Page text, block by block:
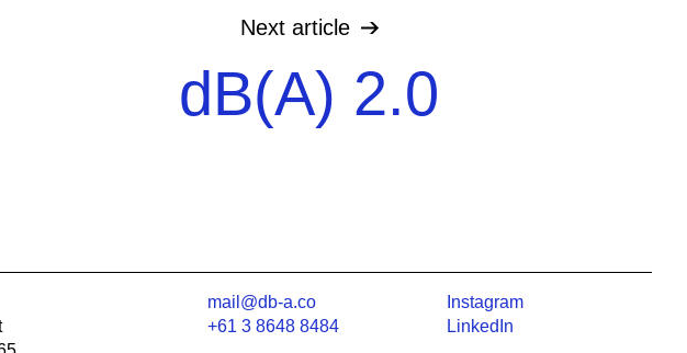
Next article
dB(A) 2.0
mail@db-a.co
+61 3 8648 8484
Instagram
LinkedIn